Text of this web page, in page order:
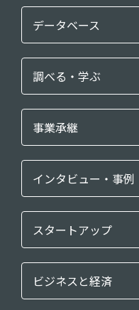
データベース
調べる・学ぶ
事業承継
インタビュー・事例
スタートアップ
ビジネスと経済